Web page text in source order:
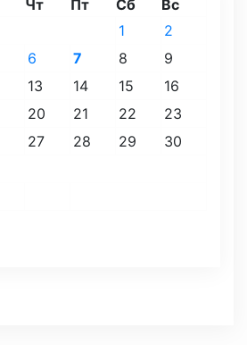
Чт Пт Сб Вс
1
2
6 7 8
9
13 14 15
16
20 21 22
23
27 28 29
30